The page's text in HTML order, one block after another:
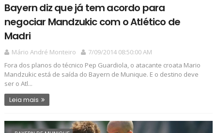
Bayern diz que já tem acordo para
negociar Mandzukic com o Atlético de
Madri
Mário André Monteiro
7/09/2014 08:50:00 AM
Fora dos planos do técnico Pep Guardiola, o atacante croata Mario
Mandzukic está de saída do Bayern de Munique. E o destino deve
ser o Atl...
Leia mais